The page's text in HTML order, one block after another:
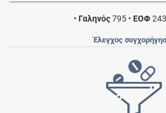
• Γαληνός795 • ΕΟΦ
Έλεγχος